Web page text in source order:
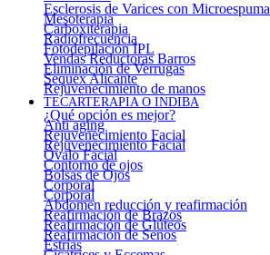
Esclerosis de Varices con Microespuma
Mesoterapia
Carboxiterapia
Radiofrecuencia
Fotodepilación IPL
Vendas Reductoras Barros
Eliminación de Verrugas
Sequex Alicante
Rejuvenecimiento de manos
TECARTERAPIA O INDIBA
¿Qué opción es mejor?
Anti aging
Rejuvenecimiento Facial
Rejuvenecimiento Facial
Óvalo Facial
Contorno de ojos
Bolsas de Ojos
Corporal
Corporal
Abdomen reducción y reafirmación
Reafirmación de Brazos
Reafirmación de Glúteos
Reafirmación de Senos
Estrías